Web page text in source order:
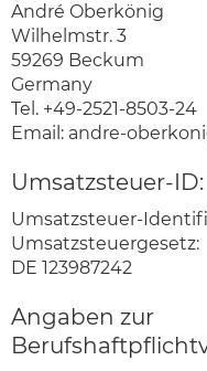
André Oberkönig
Wilhelmstr. 3
59269 Beckum
Germany
Tel. +49-2521-8503-24
Email: andre-
Umsatzsteuer-ID:
Umsatzsteuer-
Umsatzsteuergesetz:
DE 123987242
Angaben zur